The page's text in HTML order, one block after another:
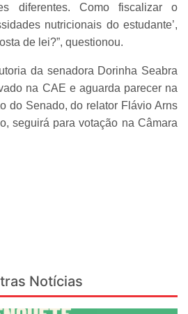
diferentes. Como fiscalizar o
nutricionais do estudante’,
de lei?”, questionou.
da senadora Dorinha Seabra
na CAE e aguarda parecer na
do Senado, do relator Flávio Arns
seguirá para votação na Câmara
Notícias